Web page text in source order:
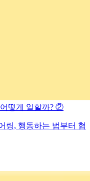
떻게 일할까? ②
링, 행동하는 법부터 협